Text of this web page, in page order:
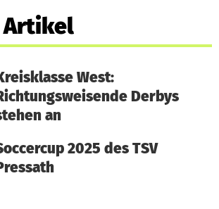
Artikel
West:
Derbys
an
2025 des TSV